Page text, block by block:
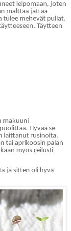
leipomaan, joten
malttaa jättää
tulee mehevät pullat.
Täytteen
makuuni
. Hyvää se
laittanut rusinoita.
tai aprikoosin palan
myös reilusti
ja sitten oli hyvä